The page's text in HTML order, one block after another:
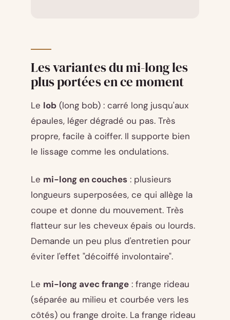
Les variantes du mi-long les
plus portées en ce moment
Le lob (long bob) : carré long jusqu'aux
épaules, léger dégradé ou pas. Très
propre, facile à coiffer. Il supporte bien
le lissage comme les ondulations.
Le mi-long en couches : plusieurs
longueurs superposées, ce qui allège la
coupe et donne du mouvement. Très
flatteur sur les cheveux épais ou lourds.
Demande un peu plus d'entretien pour
éviter l'effet "décoiffé involontaire".
Le mi-long avec frange : frange rideau
(séparée au milieu et courbée vers les
côtés) ou frange droite. La frange rideau